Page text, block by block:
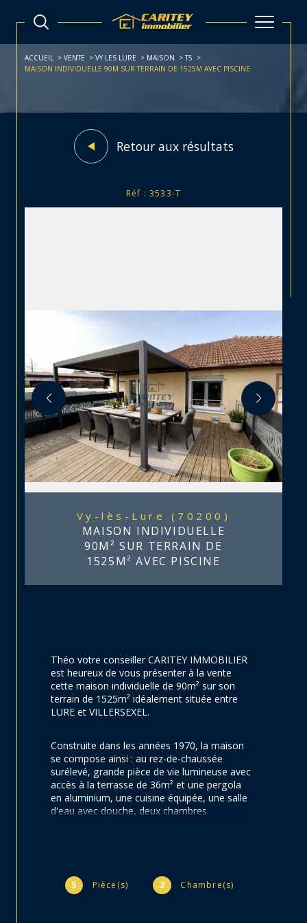
ACCUEIL VENTE VY LES LURE MAISON
T5
MAISON INDIVIDUELLE 90M SUR TERRAIN DE 1525M AVEC PISCINE
Retour aux résultats
Réf : 3533-T
Vy-lès-Lure (70200)
MAISON INDIVIDUELLE
90M² SUR TERRAIN DE
1525M² AVEC PISCINE
5 Pièce(s) 2 Chambre(s)
Théo votre conseiller CARITEY IMMOBILIER
est heureux de vous présenter à la vente
cette maison individuelle de 90m² sur son
terrain de 1525m² idéalement située entre
LURE et VILLERSEXEL.
Construite dans les années 1970, la maison
se compose ainsi : au rez-de-chaussée
surélevé, grande pièce de vie lumineuse avec
accès à la terrasse de 36m² et une pergola
en aluminium, une cuisine équipée, une salle
d'eau avec douche, deux chambres.
Au sous-sol, une superficie de 90m²
composée d'une pièce avec un jacuzzi,